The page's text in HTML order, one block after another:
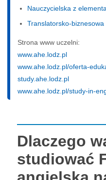
Nauczycielska z
Translatorsko-biznesowa
Strona www uczelni:
www.ahe.lodz.pl
www.ahe.lodz.pl/oferta-
study.ahe.lodz.pl
www.ahe.lodz.pl/study-in-
Dlaczego
studiować